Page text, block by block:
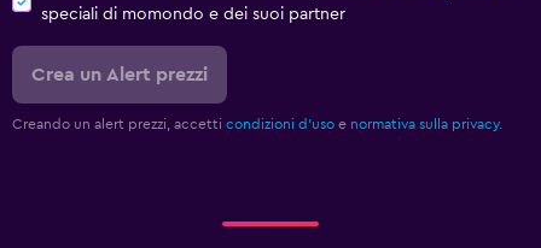
speciali di momondo e dei suoi partner
Crea un Alert prezzi
Creando un alert prezzi, accetti condizioni d'uso e normativa sulla privacy.